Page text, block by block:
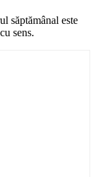
săptămânal este
sens.